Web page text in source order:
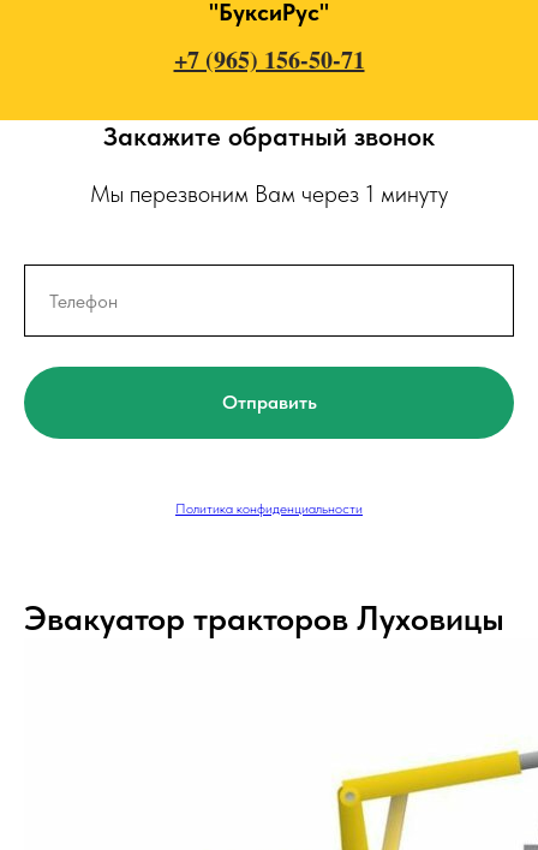
"БуксиРус"
+7 (965) 156-50-71
Закажите обратный звонок
Мы перезвоним Вам через 1 минуту
Отправить
Политика конфиденциальности
Эвакуатор тракторов Луховицы